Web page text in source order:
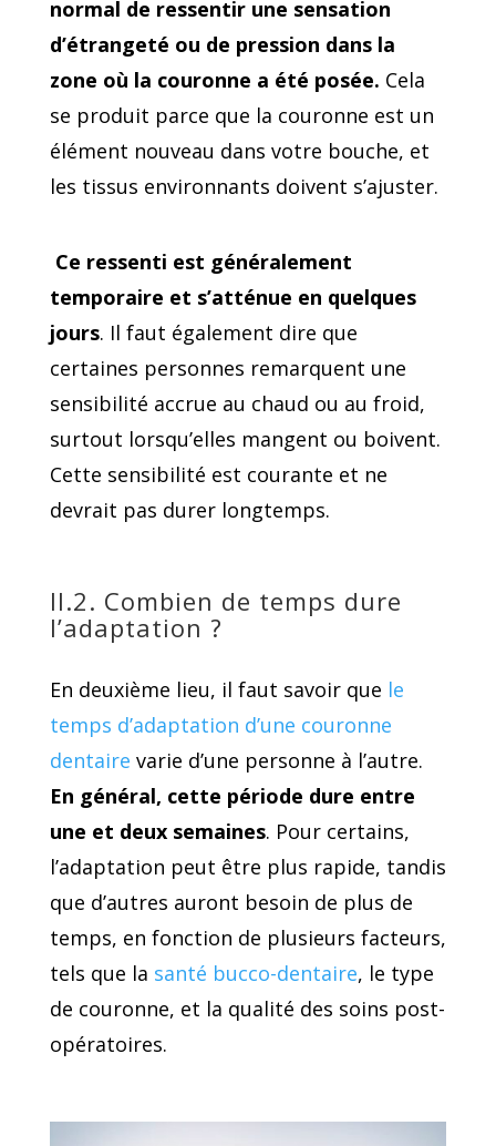
normal de ressentir une sensation
d’étrangeté ou de pression dans la
zone où la couronne a été posée. Cela
se produit parce que la couronne est un
élément nouveau dans votre bouche, et
les tissus environnants doivent s’ajuster.
Ce ressenti est généralement
temporaire et s’atténue en quelques
jours. Il faut également dire que
certaines personnes remarquent une
sensibilité accrue au chaud ou au froid,
surtout lorsqu’elles mangent ou boivent.
Cette sensibilité est courante et ne
devrait pas durer longtemps.
II.2. Combien de temps dure
l’adaptation ?
En deuxième lieu, il faut savoir que le
temps d’adaptation d’une couronne
dentaire varie d’une personne à l’autre.
En général, cette période dure entre
une et deux semaines. Pour certains,
l’adaptation peut être plus rapide, tandis
que d’autres auront besoin de plus de
temps, en fonction de plusieurs facteurs,
tels que la santé bucco-dentaire, le type
de couronne, et la qualité des soins post-
opératoires.